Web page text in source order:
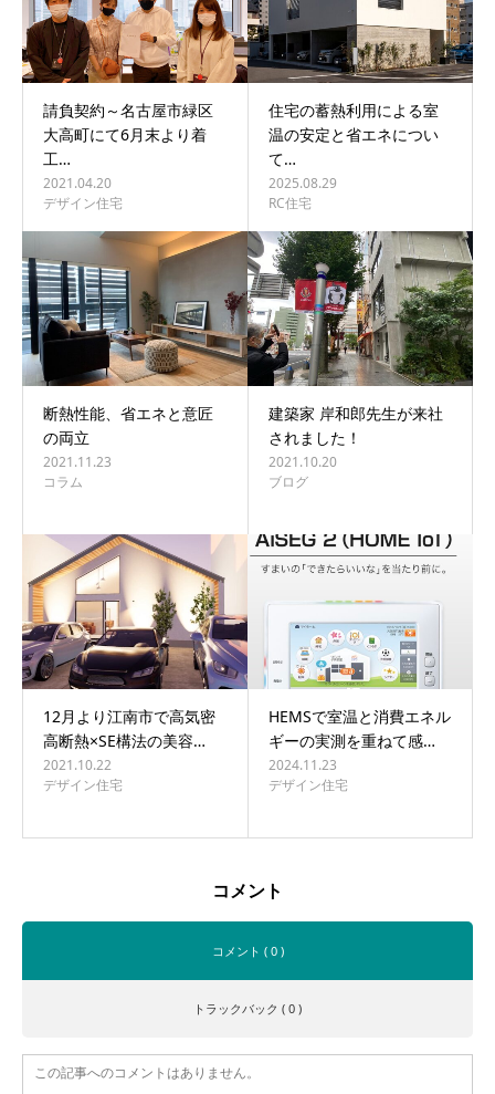
請負契約～名古屋市緑区
大高町にて6月末より着
工…
2021.04.20
デザイン住宅
住宅の蓄熱利用による室
温の安定と省エネについ
て…
2025.08.29
RC住宅
断熱性能、省エネと意匠
の両立
2021.11.23
コラム
建築家 岸和郎先生が来社
されました！
2021.10.20
ブログ
12月より江南市で高気密
高断熱×SE構法の美容…
2021.10.22
デザイン住宅
HEMSで室温と消費エネル
ギーの実測を重ねて感…
2024.11.23
デザイン住宅
コメント
コメント ( 0 )
トラックバック ( 0 )
この記事へのコメントはありません。